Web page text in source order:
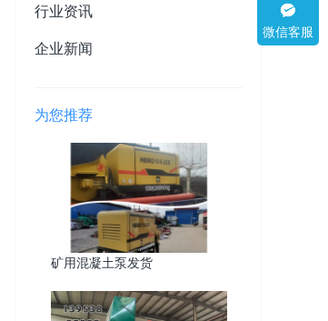
行业资讯
企业新闻
为您推荐
矿用混凝土泵发货
微信客服